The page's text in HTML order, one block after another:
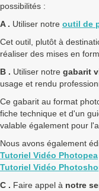
possibilités :
A . Utiliser notre outil de
Cet outil, plutôt à
réaliser des mises en
B . Utiliser notre gabarit
usage et rendu
Ce gabarit au format
fiche technique et d'un
valable également pour
Nous avons également
Tutoriel Vidéo Photopea
Tutoriel Vidéo
C . Faire appel à notre